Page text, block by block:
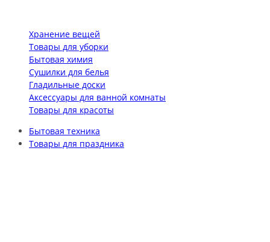
Хранение вещей
Товары для уборки
Бытовая химия
Сушилки для белья
Гладильные доски
Аксессуары для ванной комнаты
Товары для красоты
Бытовая техника
Товары для праздника